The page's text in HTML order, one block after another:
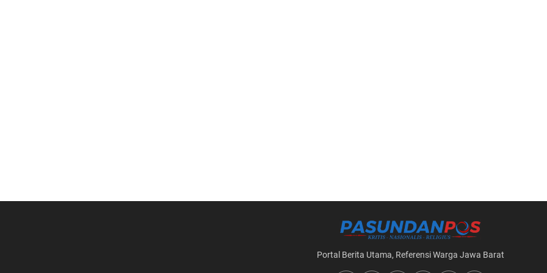
Portal Berita Utama, Referensi Warga Jawa Barat